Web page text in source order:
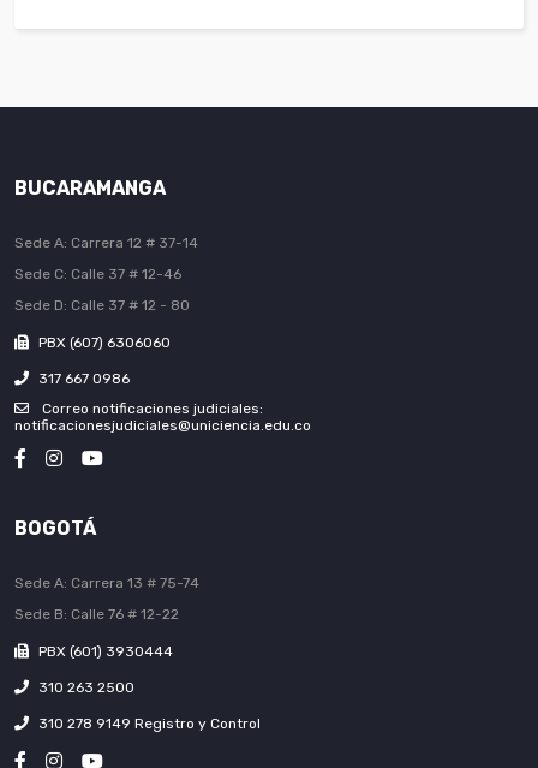
BUCARAMANGA
Sede A: Carrera 12 # 37-14
Sede C: Calle 37 # 12-46
Sede D: Calle 37 # 12 - 80
PBX (607) 6306060
317 667 0986
Correo notificaciones judiciales:
notificacionesjudiciales@uniciencia.edu.co
BOGOTÁ
Sede A: Carrera 13 # 75-74
Sede B: Calle 76 # 12-22
PBX (601) 3930444
310 263 2500
310 278 9149 Registro y Control